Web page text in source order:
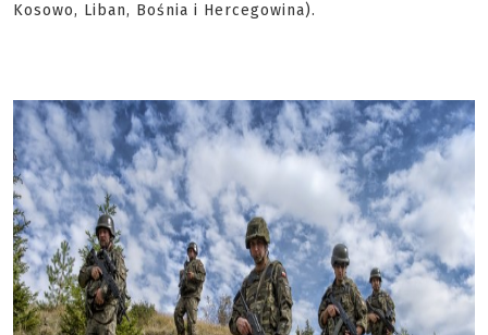
Kosowo, Liban, Bośnia i Hercegowina).